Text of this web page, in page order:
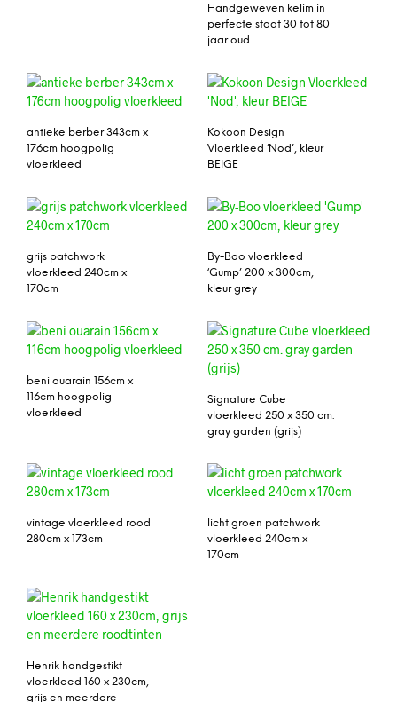
Handgeweven kelim in
perfecte staat 30 tot 80
jaar oud.
antieke berber 343cm x
176cm hoogpolig
vloerkleed
Kokoon Design
Vloerkleed ‘Nod’, kleur
BEIGE
grijs patchwork
vloerkleed 240cm x
170cm
By-Boo vloerkleed
‘Gump’ 200 x 300cm,
kleur grey
beni ouarain 156cm x
116cm hoogpolig
vloerkleed
Signature Cube
vloerkleed 250 x 350 cm.
gray garden (grijs)
vintage vloerkleed rood
280cm x 173cm
licht groen patchwork
vloerkleed 240cm x
170cm
Henrik handgestikt
vloerkleed 160 x 230cm,
grijs en meerdere